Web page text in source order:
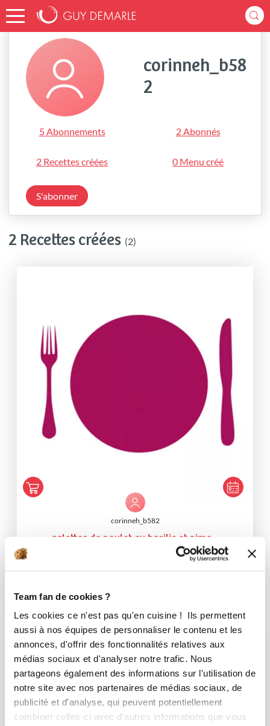
Team fan de cookies ?
Les cookies ce n'est pas qu'en cuisine ! Ils permettent
aussi à nos équipes de personnaliser le contenu et les
annonces, d'offrir des fonctionnalités relatives aux
médias sociaux et d'analyser notre trafic. Nous
partageons également des informations sur l'utilisation de
notre site avec nos partenaires de médias sociaux, de
publicité et d'analyse, qui peuvent potentiellement
combiner celles-ci avec d'autres informations que vous
Accueil corinneh_b582
corinneh_b58
2
5 Abonnements 2 Abonnés
2 Recettes créées 0 Menu créé
S'abonner
2 Recettes créées (2)
corinneh_b582
galettes de poulet au basilic et pime...